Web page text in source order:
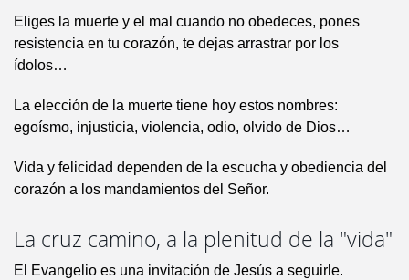
Eliges la muerte y el mal cuando no obedeces, pones
resistencia en tu corazón, te dejas arrastrar por los
ídolos…
La elección de la muerte tiene hoy estos nombres:
egoísmo, injusticia, violencia, odio, olvido de Dios…
Vida y felicidad dependen de la escucha y obediencia del
corazón a los mandamientos del Señor.
La cruz camino, a la plenitud de la "vida"
El Evangelio es una invitación de Jesús a seguirle.